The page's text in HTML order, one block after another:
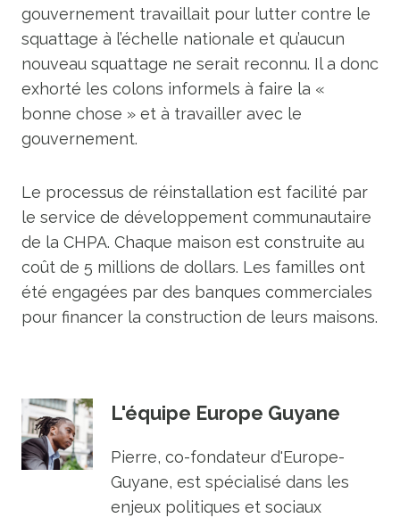
gouvernement travaillait pour lutter contre le
squattage à l’échelle nationale et qu’aucun
nouveau squattage ne serait reconnu. Il a donc
exhorté les colons informels à faire la «
bonne chose » et à travailler avec le
gouvernement.
Le processus de réinstallation est facilité par
le service de développement communautaire
de la CHPA. Chaque maison est construite au
coût de 5 millions de dollars. Les familles ont
été engagées par des banques commerciales
pour financer la construction de leurs maisons.
L'équipe Europe Guyane
Pierre, co-fondateur d'Europe-
Guyane, est spécialisé dans les
enjeux politiques et sociaux